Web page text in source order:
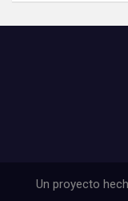
Un proyecto